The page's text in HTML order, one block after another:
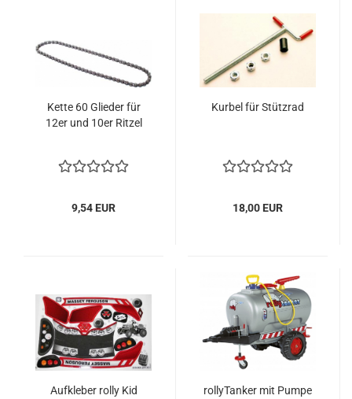
Kette 60 Glieder für
12er und 10er Ritzel
9,54 EUR
Kurbel für Stützrad
18,00 EUR
Aufkleber rolly Kid
rollyTanker mit Pumpe